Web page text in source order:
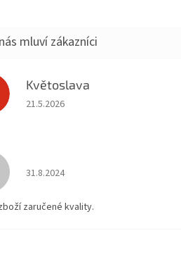
Květoslava
Hodnocení obchodu je 5 z 5
21.5.2026
Hodnocení obchodu je 5 z 5
31.8.2024
zaručené kvality.